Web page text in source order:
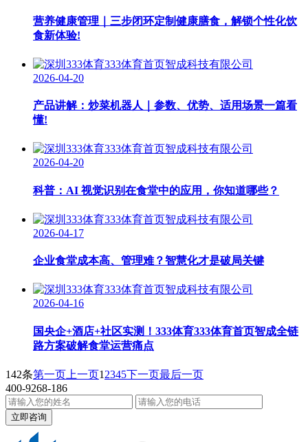
营养健康管理｜三步闭环定制健康膳食，解锁个性化饮
食新体验!
2026-04-20
产品讲解：炒菜机器人｜参数、优势、适用场景一篇看
懂!
2026-04-20
科普：AI 视觉识别在食堂中的应用，你知道哪些？
2026-04-17
企业食堂成本高、管理难？智慧化才是破局关键
2026-04-16
国央企+酒店+社区实测！333体育333体育首页智成全链
路方案破解食堂运营痛点
142条第一页 上一页1 2345下一页最后一页
400-9268-186
立即咨询